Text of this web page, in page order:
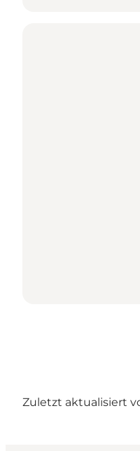
Zuletzt aktualisiert